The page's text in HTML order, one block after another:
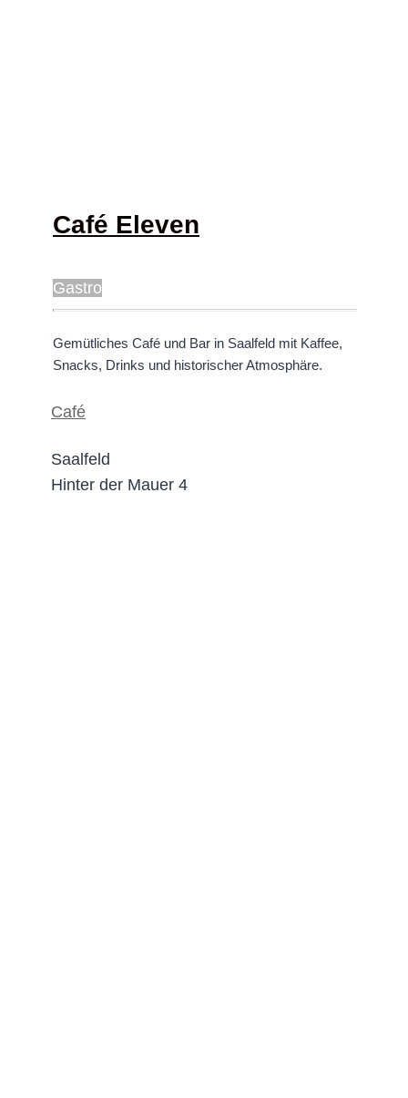
Café Eleven
Gastro
Gemütliches Café und Bar in Saalfeld mit Kaffee,
Snacks, Drinks und historischer Atmosphäre.
Café
Saalfeld
Hinter der Mauer 4